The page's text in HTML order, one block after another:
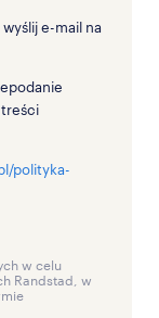
e-mail na
polityka-
w celu
Randstad, w